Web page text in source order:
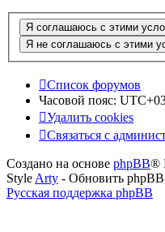
Список форумов
Часовой пояс:
Удалить cookies
Связаться с
Создано на основе phpBB®
Style Arty - Обновить
Русская поддержка phpBB